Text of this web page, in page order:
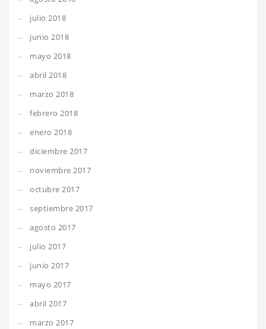
julio 2018
junio 2018
mayo 2018
abril 2018
marzo 2018
febrero 2018
enero 2018
diciembre 2017
noviembre 2017
octubre 2017
septiembre 2017
agosto 2017
julio 2017
junio 2017
mayo 2017
abril 2017
marzo 2017